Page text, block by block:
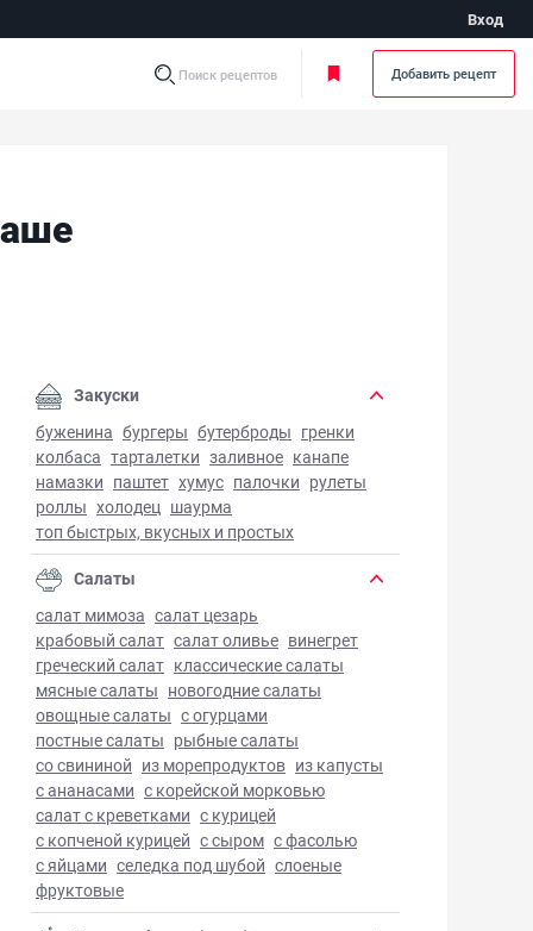
Вход
Поиск рецептов Добавить рецепт
из крабовых палочек в лаваше - фото готового блюда
Закуски
буженина бургеры бутерброды гренки
колбаса тарталетки заливное канапе
намазки паштет хумус палочки рулеты
роллы холодец шаурма
топ быстрых, вкусных и простых
Салаты
салат мимоза салат цезарь
крабовый салат салат оливье винегрет
греческий салат классические салаты
мясные салаты новогодние салаты
овощные салаты с огурцами
постные салаты рыбные салаты
со свининой из морепродуктов из капусты
с ананасами с корейской морковью
салат с креветками с курицей
с копченой курицей с сыром с фасолью
с яйцами селедка под шубой слоеные
фруктовые